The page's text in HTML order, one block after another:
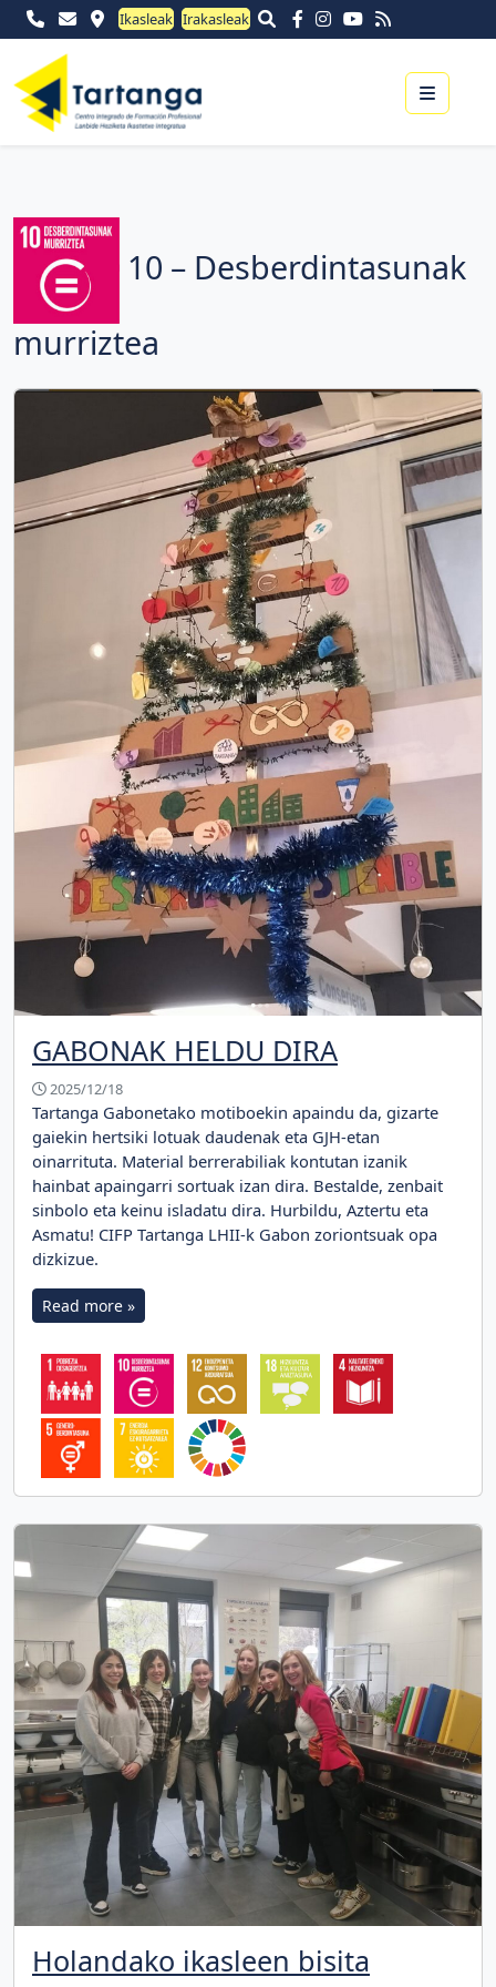
Ikasleak Irakasleak
Menu
10 – Desberdintasunak
murriztea
GABONAK HELDU DIRA
2025/12/18
Tartanga Gabonetako motiboekin apaindu da, gizarte
gaiekin hertsiki lotuak daudenak eta GJH-etan
oinarrituta. Material berrerabiliak kontutan izanik
hainbat apaingarri sortuak izan dira. Bestalde, zenbait
sinbolo eta keinu isladatu dira. Hurbildu, Aztertu eta
Asmatu! CIFP Tartanga LHII-k Gabon zoriontsuak opa
dizkizue.
Read more »
Holandako ikasleen bisita